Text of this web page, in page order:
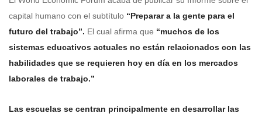
capital humano con el subtítulo “Preparar a la gente para el
futuro del trabajo”. El cual afirma que “muchos de los
sistemas educativos actuales no están relacionados con las
habilidades que se requieren hoy en día en los mercados
laborales de trabajo.”
Las escuelas se centran principalmente en desarrollar las